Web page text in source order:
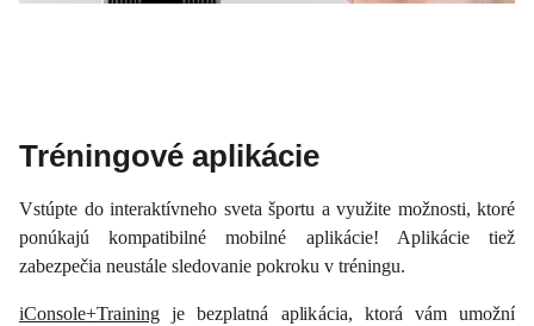
Tréningové aplikácie
Vstúpte do interaktívneho sveta športu a využite možnosti, ktoré
ponúkajú kompatibilné mobilné aplikácie! Aplikácie tiež
zabezpečia neustále sledovanie pokroku v tréningu.
iConsole+Training je bezplatná aplikácia, ktorá vám umožní